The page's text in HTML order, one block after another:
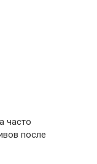
часто
после